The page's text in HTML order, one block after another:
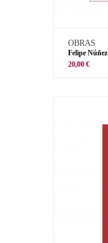
OBRAS
Felipe Núñez
20,00 €